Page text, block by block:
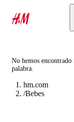
No hemos
palabra.
hm.com
/Bebes